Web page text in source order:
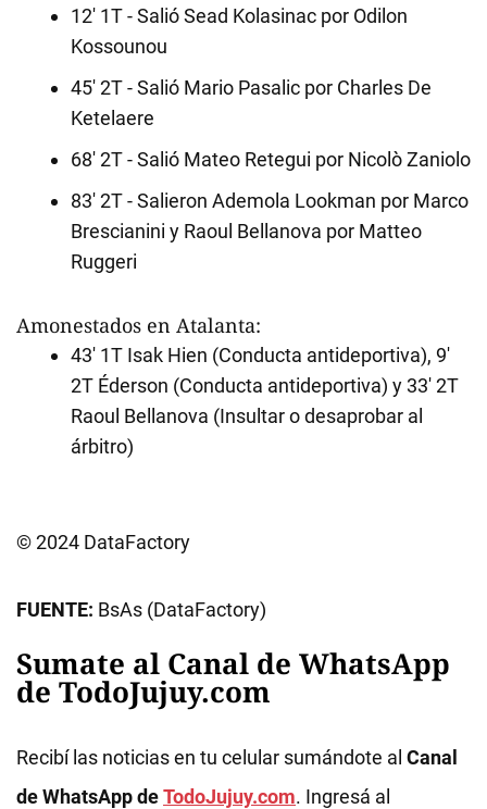
12' 1T - Salió Sead Kolasinac por Odilon
Kossounou
45' 2T - Salió Mario Pasalic por Charles De
Ketelaere
68' 2T - Salió Mateo Retegui por Nicolò Zaniolo
83' 2T - Salieron Ademola Lookman por Marco
Brescianini y Raoul Bellanova por Matteo
Ruggeri
Amonestados en Atalanta:
43' 1T Isak Hien (Conducta antideportiva), 9'
2T Éderson (Conducta antideportiva) y 33' 2T
Raoul Bellanova (Insultar o desaprobar al
árbitro)
© 2024 DataFactory
FUENTE: BsAs (DataFactory)
Sumate al Canal de WhatsApp
de TodoJujuy.com
Recibí las noticias en tu celular sumándote al Canal
de WhatsApp deTodoJujuy.com. Ingresá al